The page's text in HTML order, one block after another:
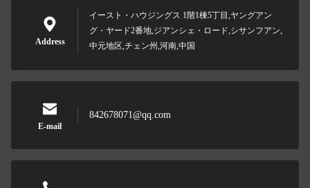
Address
イースト・ハウジングス 1階1棟5丁目,ヤングアン
グ・ヤード2番地,ジアンシェ・ロード,シサンフアン,
中元地区,チェン州,河南,中国
E-mail
842678071@qq.com